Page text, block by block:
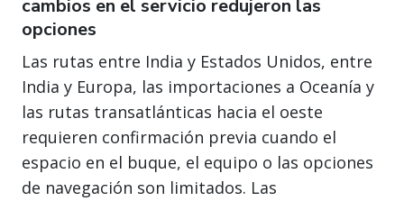
cambios en el servicio redujeron las
opciones
Las rutas entre India y Estados Unidos, entre
India y Europa, las importaciones a Oceanía y
las rutas transatlánticas hacia el oeste
requieren confirmación previa cuando el
espacio en el buque, el equipo o las opciones
de navegación son limitados. Las